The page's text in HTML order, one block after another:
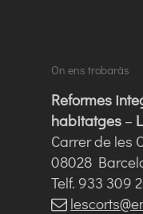
On ens trobaràs
Reformes
habitatges –
Carrer de les
08028
Telf. 933 309